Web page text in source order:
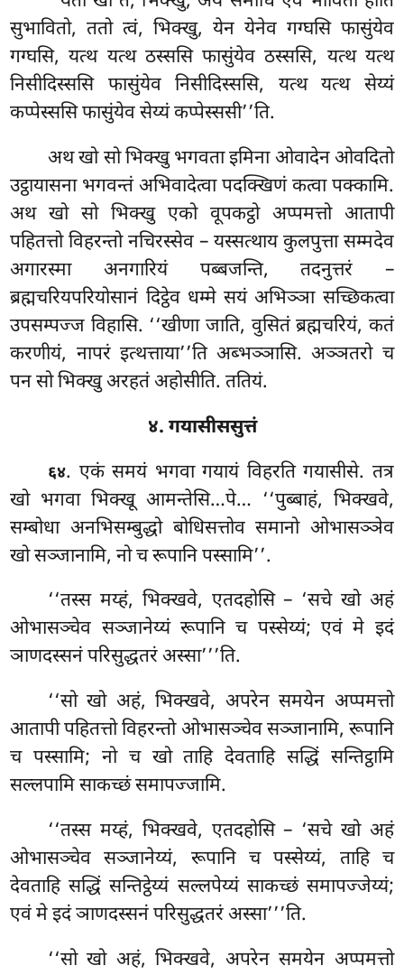
सुभावितो, ततो त्वं, भिक्खु, येन येनेव गग्घसि फासुंयेव
गग्घसि, यत्थ यत्थ ठस्ससि फासुंयेव ठस्ससि, यत्थ यत्थ
निसीदिस्ससि फासुंयेव निसीदिस्ससि, यत्थ यत्थ सेय्यं
कप्पेस्ससिफासुंयेव सेय्यं कप्पेस्ससी’’ति.
अथखो सो भिक्खु भगवता इमिना ओवादेन ओवदितो
उट्ठायासना भगवन्तं अभिवादेत्वा पदक्खिणं कत्वा पक्कामि.
अथ खो सो भिक्खु एको वूपकट्ठो अप्पमत्तो आतापी
पहितत्तो विहरन्तो नचिरस्सेव – यस्सत्थाय कुलपुत्ता सम्मदेव
अगारस्मा अनगारियं पब्बजन्ति, तदनुत्तरं –
ब्रह्मचरियपरियोसानं दिट्ठेव धम्मे सयं अभिञ्ञा सच्छिकत्वा
उपसम्पज्ज विहासि. ‘‘खीणा जाति, वुसितं ब्रह्मचरियं, कतं
करणीयं, नापरं इत्थत्ताया’’ति अब्भञ्ञासि. अञ्ञतरो च
पन सो भिक्खु अरहतं अहोसीति. ततियं.
४. गयासीससुत्तं
६४. एकं समयं भगवा गयायं विहरति गयासीसे. तत्र
खो भगवा भिक्खू आमन्तेसि…पे… ‘‘पुब्बाहं, भिक्खवे,
सम्बोधा अनभिसम्बुद्धो बोधिसत्तोव समानो ओभासञ्ञेव
खो सञ्जानामि, नो च रूपानि पस्सामि’’.
‘‘तस्स मय्हं, भिक्खवे, एतदहोसि – ‘सचे खो अहं
ओभासञ्चेव सञ्जानेय्यं रूपानि च पस्सेय्यं; एवं मे इदं
ञाणदस्सनं परिसुद्धतरं अस्सा’’’ति.
‘‘सो खो अहं, भिक्खवे, अपरेन समयेन अप्पमत्तो
आतापी पहितत्तो विहरन्तो ओभासञ्चेव सञ्जानामि, रूपानि
च पस्सामि; नो च खो ताहि देवताहि सद्धिं सन्तिट्ठामि
सल्लपामि साकच्छं समापज्जामि.
‘‘तस्स मय्हं, भिक्खवे, एतदहोसि – ‘सचे खो अहं
ओभासञ्चेव सञ्जानेय्यं, रूपानि च पस्सेय्यं, ताहि च
देवताहि सद्धिं सन्तिट्ठेय्यं सल्लपेय्यं साकच्छं समापज्जेय्यं;
एवं मे इदं ञाणदस्सनं परिसुद्धतरं अस्सा’’’ति.
‘‘सो खो अहं, भिक्खवे, अपरेन समयेन अप्पमत्तो